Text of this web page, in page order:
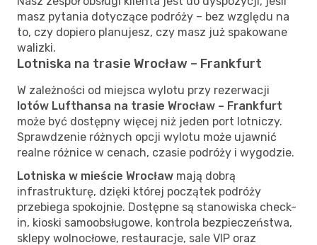
masz pytania dotyczące podróży – bez względu na
to, czy dopiero planujesz, czy masz już spakowane
walizki.
Lotniska na trasie Wrocław – Frankfurt
W zależności od miejsca wylotu przy rezerwacji
lotów Lufthansa na trasie Wrocław – Frankfurt
może być dostępny więcej niż jeden port lotniczy.
Sprawdzenie różnych opcji wylotu może ujawnić
realne różnice w cenach, czasie podróży i wygodzie.
Lotniska w mieście Wrocław mają dobrą
infrastrukturę, dzięki której początek podróży
przebiega spokojnie. Dostępne są stanowiska check-
in, kioski samoobsługowe, kontrola bezpieczeństwa,
sklepy wolnocłowe, restauracje, sale VIP oraz